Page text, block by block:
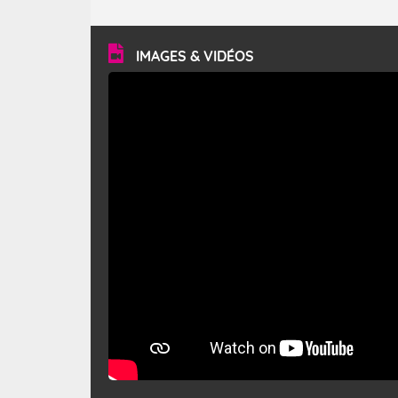
vitesse moyenne de 50 km/h et atteindre 80 à 100 km/h
en rafales, parfois davantage. Il parcourt la basse vallée
du Rhône et la Provence et envahit le littoral
méditerranéen à partir de la Camargue.
IMAGES & VIDÉOS